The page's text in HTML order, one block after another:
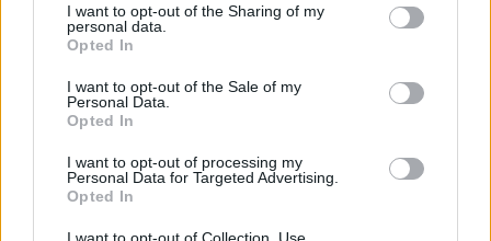
not limited to your visit or usage behaviour. You may click to
grant or deny consent to Google and its third-party tags to
use your data for below specified purposes in below Google
consent section.
I want to opt-out of the Sharing of my
personal data.
Opted In
I want to opt-out of the Sale of my
Personal Data.
Opted In
I want to opt-out of processing my
Personal Data for Targeted Advertising.
Opted In
I want to opt-out of Collection, Use,
Suuntaan
Tampere
Sujuvaa
Ulvila, Kullaa
Suuntaan